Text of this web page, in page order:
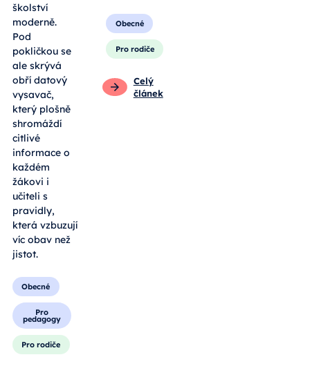
školství
moderně.
Pod
pokličkou se
ale skrývá
obří datový
vysavač,
který plošně
shromáždí
citlivé
informace o
každém
žákovi i
učiteli s
pravidly,
která vzbuzují
víc obav než
jistot.
Obecné
Pro
pedagogy
Pro rodiče
Obecné
Pro rodiče
Celý
článek